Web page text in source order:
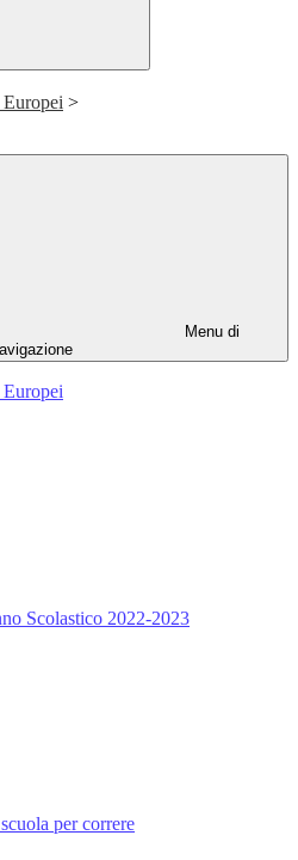
>
Menu di
Scolastico 2022-2023
per correre